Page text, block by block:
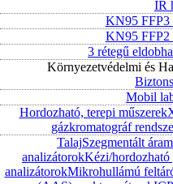
IR
KN95 FFP3
KN95 FFP2
3 rétegű
Környezetvédelmi és
Mobil
Hordozható, terepi műszerek
gázkromatográf
TalajSzegmentált
analizátorokKézi/hordozható
analizátorokMikrohullámú